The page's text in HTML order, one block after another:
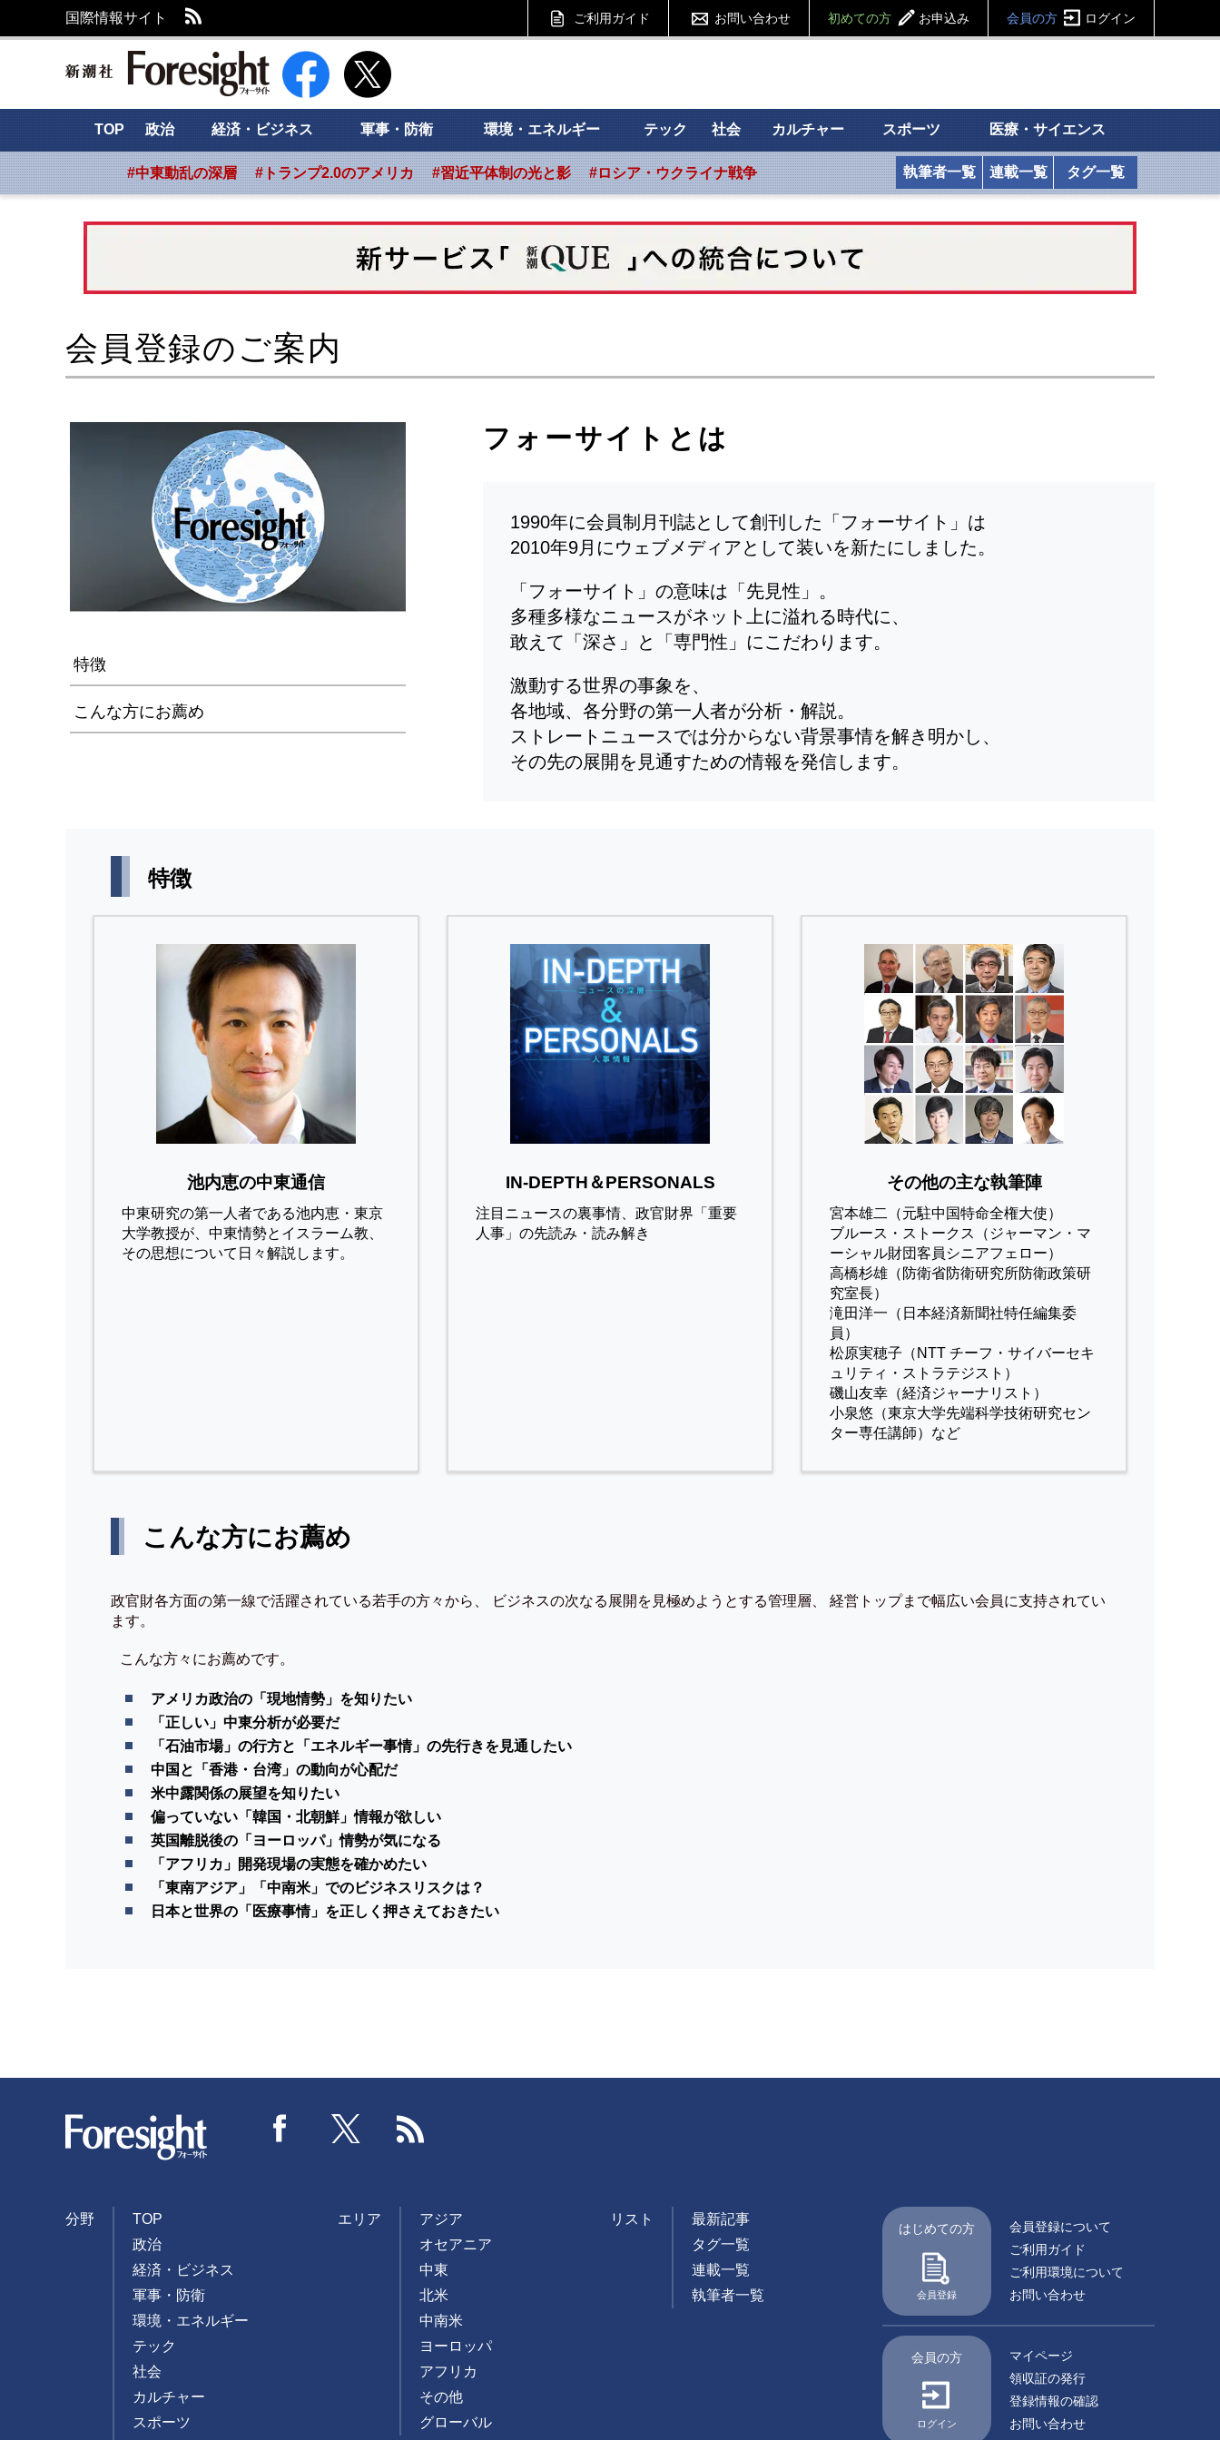
国際情報サイト ご利用ガイド お問い合わせ 初めての方 お申込み 会員の方 ログイン
新潮社 Foresight フォーサイト
TOP 政治 経済・ビジネス 軍事・防衛 環境・エネルギー テック 社会 カルチャー スポーツ 医療・サイエンス
#中東動乱の深層 #トランプ2.0のアメリカ #習近平体制の光と影 #ロシア・ウクライナ戦争 執筆者一覧 連載一覧 タグ一覧
会員登録のご案内
特徴
こんな方にお薦め
フォーサイトとは
1990年に会員制月刊誌として創刊した「フォーサイト」は
2010年9月にウェブメディアとして装いを新たにしました。
「フォーサイト」の意味は「先見性」。
多種多様なニュースがネット上に溢れる時代に、
敢えて「深さ」と「専門性」にこだわります。
激動する世界の事象を、
各地域、各分野の第一人者が分析・解説。
ストレートニュースでは分からない背景事情を解き明かし、
その先の展開を見通すための情報を発信します。
特徴
池内恵の中東通信
中東研究の第⼀⼈者である池内恵・東京
⼤学教授が、中東情勢とイスラーム教、
その思想について⽇々解説します。
IN-DEPTH＆PERSONALS
注目ニュースの裏事情、政官財界「重要
人事」の先読み・読み解き
その他の主な執筆陣
宮本雄二（元駐中国特命全権大使）
ブルース・ストークス（ジャーマン・マ
ーシャル財団客員シニアフェロー）
高橋杉雄（防衛省防衛研究所防衛政策研
究室長）
滝田洋一（日本経済新聞社特任編集委
員）
松原実穂子（NTT チーフ・サイバーセキ
ュリティ・ストラテジスト）
磯山友幸（経済ジャーナリスト）
小泉悠（東京大学先端科学技術研究セン
ター専任講師）など
こんな方にお薦め
政官財各方面の第一線で活躍されている若手の方々から、 ビジネスの次なる展開を見極めようとする管理層、 経営トップまで幅広い会員に支持されてい
ます。
こんな方々にお薦めです。
アメリカ政治の「現地情勢」を知りたい
「正しい」中東分析が必要だ
「石油市場」の行方と「エネルギー事情」の先行きを見通したい
中国と「香港・台湾」の動向が心配だ
米中露関係の展望を知りたい
偏っていない「韓国・北朝鮮」情報が欲しい
英国離脱後の「ヨーロッパ」情勢が気になる
「アフリカ」開発現場の実態を確かめたい
「東南アジア」「中南米」でのビジネスリスクは？
日本と世界の「医療事情」を正しく押さえておきたい
Facebook Twitter
分野
TOP
政治
経済・ビジネス
軍事・防衛
環境・エネルギー
テック
社会
カルチャー
スポーツ
エリア
アジア
オセアニア
中東
北米
中南米
ヨーロッパ
アフリカ
その他
グローバル
リスト
最新記事
タグ一覧
連載一覧
執筆者一覧
はじめての方
会員登録
会員登録について
ご利用ガイド
ご利用環境について
お問い合わせ
会員の方
ログイン
マイページ
領収証の発行
登録情報の確認
お問い合わせ